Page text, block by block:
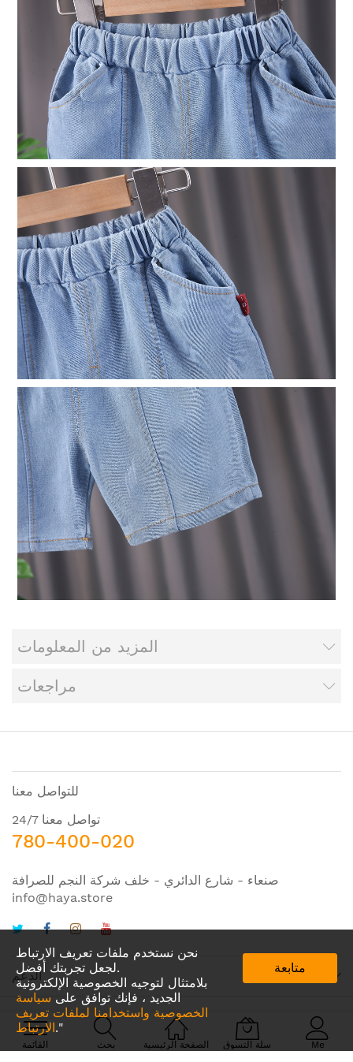
نحن نستخدم ملفات تعريف الارتباط
لجعل تجربتك أفضل.
بلامتثال لتوجيه الخصوصية الإلكترونية
الجديد ، فإنك توافق على سياسة
الخصوصية واستخدامنا لملفات تعريف
الارتباط."
متابعة
القائمة بحث الصفحة الرئيسية سلة التسوق Me
المزيد من المعلومات
مراجعات
للتواصل معنا
تواصل معنا 24/7
780-400-020
صنعاء - شارع الدائري - خلف شركة النجم للصرافة
info@haya.store
الدعم
© 2024 Amazing IDEA. All Rights Reserved